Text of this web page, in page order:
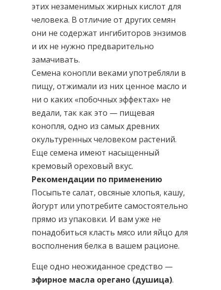
этих незаменимых жирных кислот для
человека. В отличие от других семян
они не содержат ингибиторов энзимов
и их не нужно предварительно
замачивать.
Семена конопли веками употребляли в
пищу, отжимали из них ценное масло и
ни о каких «побочных эффектах» не
ведали, так как это — пищевая
конопля, одно из самых древних
окультуренных человеком растений.
Еще семена имеют насыщенный
кремовый ореховый вкус.
Рекомендации по применению
Посыпьте салат, овсяные хлопья, кашу,
йогурт или употребите самостоятельно
прямо из упаковки. И вам уже не
понадобиться класть мясо или яйцо для
восполнения белка в вашем рационе.
Еще одно неожиданное средство —
эфирное масла орегано (душица).